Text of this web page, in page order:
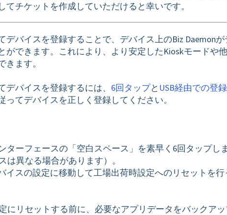
てチケットを作成していただけると幸いです。
デバイスを登録することで、デバイス上のBiz Daemonが
ができます。これにより、より安定したKioskモードや
ます。
デバイスを登録するには、 6回タップと USB経由での登録
てデバイスを正しく登録してください。
ターフェースの「空白スペース」を素早く6回タップし
は異なる場合があります）。
イスの設定に移動して工場出荷時設定へのリセットを行
にリセットする前に、必要なアプリデータをバックア